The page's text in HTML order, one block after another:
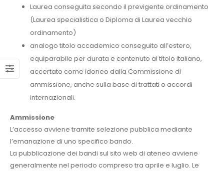
Laurea conseguita secondo il previgente ordinamento
(Laurea specialistica o Diploma di Laurea vecchio
ordinamento)
analogo titolo accademico conseguito all’estero,
equiparabile per durata e contenuto al titolo italiano,
accertato come idoneo dalla Commissione di
ammissione, anche sulla base di trattati o accordi
internazionali.
Ammissione
L’accesso avviene tramite selezione pubblica mediante
l’emanazione di uno specifico bando.
La pubblicazione dei bandi sul sito web di ateneo avviene
generalmente nel periodo compreso tra aprile e luglio. Le